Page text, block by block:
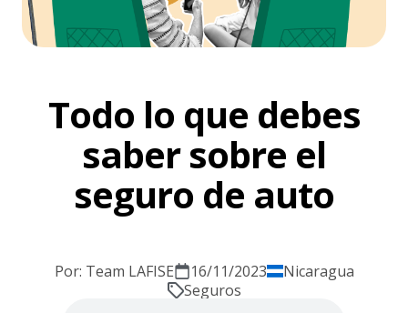
Todo lo que debes
saber sobre el
seguro de auto
Por: Team LAFISE 16/11/2023
Nicaragua
Seguros